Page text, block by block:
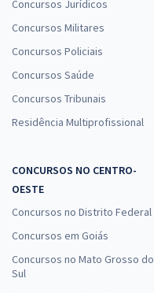
Concursos Jurídicos
Concursos Militares
Concursos Policiais
Concursos Saúde
Concursos Tribunais
Residência Multiprofissional
CONCURSOS NO CENTRO-
OESTE
Concursos no Distrito Federal
Concursos em Goiás
Concursos no Mato Grosso do
Sul